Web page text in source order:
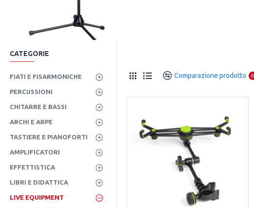
CATEGORIE
FIATI E FISARMONICHE
PERCUSSIONI
CHITARRE E BASSI
ARCHI E ARPE
TASTIERE E PIANOFORTI
AMPLIFICATORI
EFFETTISTICA
LIBRI E DIDATTICA
LIVE EQUIPMENT
Comparazione prodotto 0